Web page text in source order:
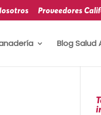
Proveedores
Blog Salud